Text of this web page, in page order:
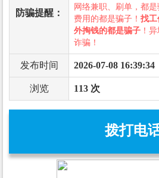
防骗提醒：
网络兼职、刷单，都
费用的都是骗子！ 找工
外掏钱的都是骗子 ！
诈骗！
发布时间 2026-07-08 16:39:34
浏览 113 次
拨打电